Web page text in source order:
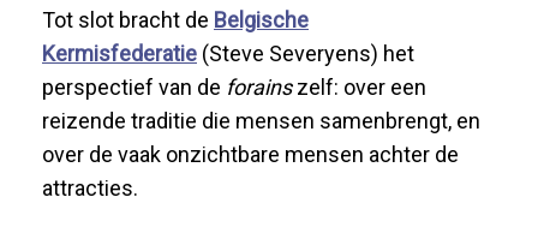
Tot slot bracht de Belgische
Kermisfederatie (Steve Severyens) het
perspectief van de forains zelf: over een
reizende traditie die mensen samenbrengt, en
over de vaak onzichtbare mensen achter de
attracties.